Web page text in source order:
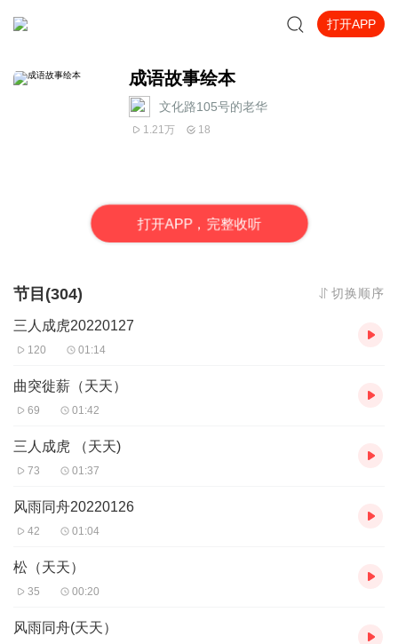
打开APP
成语故事绘本
文化路105号的老华
1.21万 18
打开APP，完整收听
节目(304) 切换顺序
三人成虎20220127
120 01:14
曲突徙薪（天天）
69 01:42
三人成虎 （天天)
73 01:37
风雨同舟20220126
42 01:04
松（天天）
35 00:20
风雨同舟(天天）